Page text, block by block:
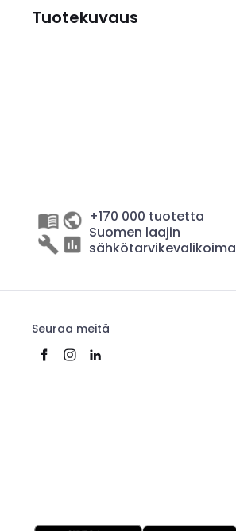
Tuotekuvaus
+170 000 tuotetta
Suomen laajin
sähkötarvikevalikoima
Seuraa meitä